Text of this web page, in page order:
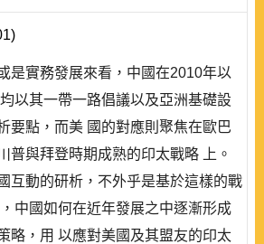
是實務發展來看，中國在2010年以
以其一帶一路倡議以及亞洲基礎設
要點，而美 國的對應則聚焦在歐巴
普與拜登時期成熟的印太戰略 上。
互動的研析，不外乎是基於這樣的戰
中國如何在近年發展之中逐漸形成
略，用 以應對美國及其盟友的印太